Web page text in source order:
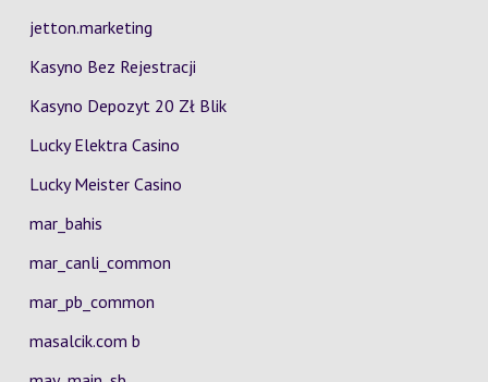
jetton.marketing
Kasyno Bez Rejestracji
Kasyno Depozyt 20 Zł Blik
Lucky Elektra Casino
Lucky Meister Casino
mar_bahis
mar_canli_common
mar_pb_common
masalcik.com b